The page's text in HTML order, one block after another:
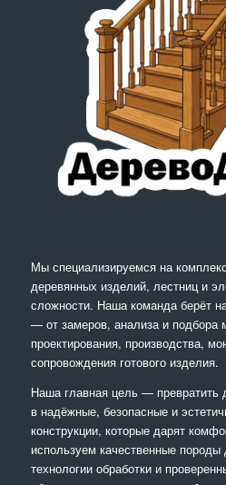
Мы специализируемся на
деревянных изделий, лестниц и
сложности. Наша команда берёт
— от замеров, анализа и подбора
проектирования, производства,
сопровождения готового изделия.
Наша главная цель —
в надёжные, безопасные и
конструкции, которые дарят
используем качественные
технологии обработки и